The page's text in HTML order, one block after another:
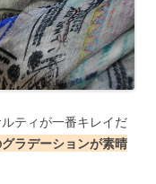
ティが一番キレイだ
ラデーションが素晴